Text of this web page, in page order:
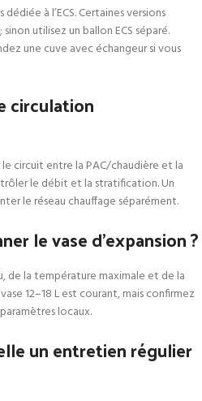
à l’ECS. Certaines versions
utilisez un ballon ECS séparé.
une cuve avec échangeur si vous
circulation
circuit entre la PAC/chaudière et la
le débit et la stratification. Un
le réseau chauffage séparément.
le vase d’expansion ?
de la température maximale et de la
12–18 L est courant, mais confirmez
locaux.
un entretien régulier